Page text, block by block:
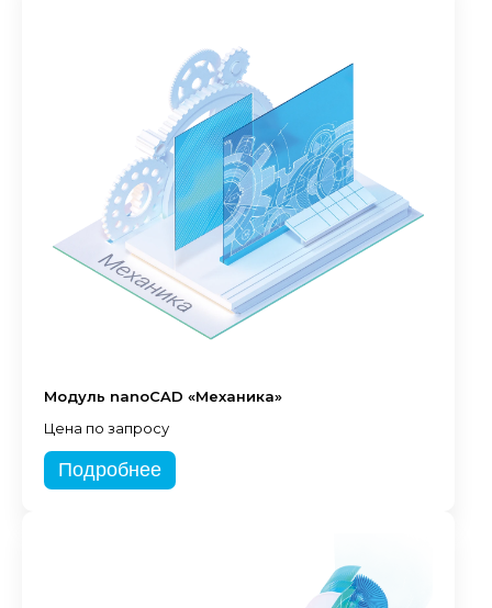
Модуль nanoCAD «Механика»
Цена по запросу
Подробнее